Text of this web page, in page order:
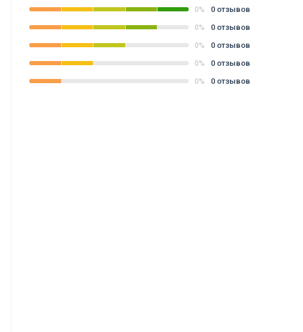
0% 0 отзывов
0% 0 отзывов
0% 0 отзывов
0% 0 отзывов
0% 0 отзывов